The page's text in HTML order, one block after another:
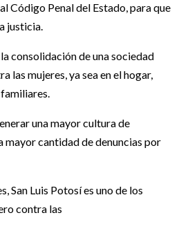
Código Penal del Estado, para que
justicia.
consolidación de una sociedad
las mujeres, ya sea en el hogar,
una mayor cultura de
mayor cantidad de denuncias por
San Luis Potosí es uno de los
contra las